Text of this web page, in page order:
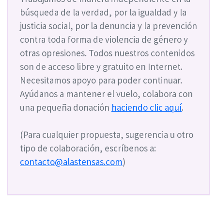
búsqueda de la verdad, por la igualdad y la
justicia social, por la denuncia y la prevención
contra toda forma de violencia de género y
otras opresiones. Todos nuestros contenidos
son de acceso libre y gratuito en Internet.
Necesitamos apoyo para poder continuar.
Ayúdanos a mantener el vuelo, colabora con
una pequeña donación haciendo clic aquí.
(Para cualquier propuesta, sugerencia u otro
tipo de colaboración, escríbenos a:
contacto@alastensas.com)